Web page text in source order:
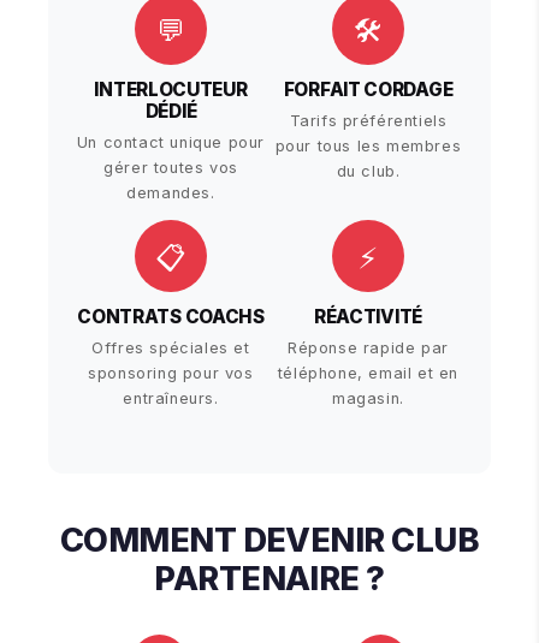
💬
INTERLOCUTEUR
DÉDIÉ
Un contact unique pour
gérer toutes vos
demandes.
🛠
FORFAIT CORDAGE
Tarifs préférentiels
pour tous les membres
du club.
📋
CONTRATS COACHS
Offres spéciales et
sponsoring pour vos
entraîneurs.
⚡
RÉACTIVITÉ
Réponse rapide par
téléphone, email et en
magasin.
COMMENT DEVENIR CLUB
PARTENAIRE ?